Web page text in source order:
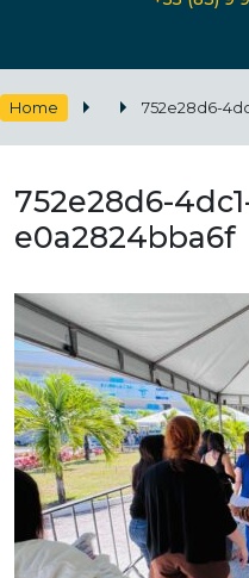
Home 752e28d6-
752e28d6-
e0a2824bba6f